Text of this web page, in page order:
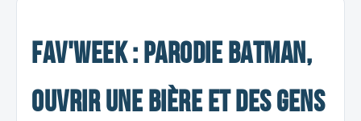
Fav'Week : Parodie Batman,
ouvrir une bière et des gens